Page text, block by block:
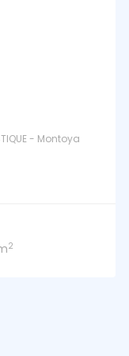
Chacras de José